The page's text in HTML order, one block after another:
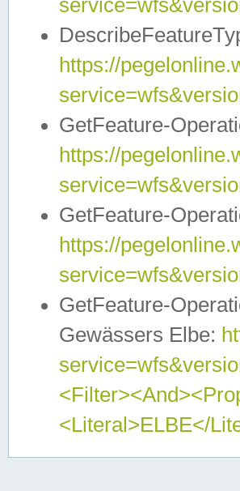
https://
GetFeature-
https://
GetFeature-
https://
GetFeature-
Gewässers Elbe:
<Literal>ELBE</